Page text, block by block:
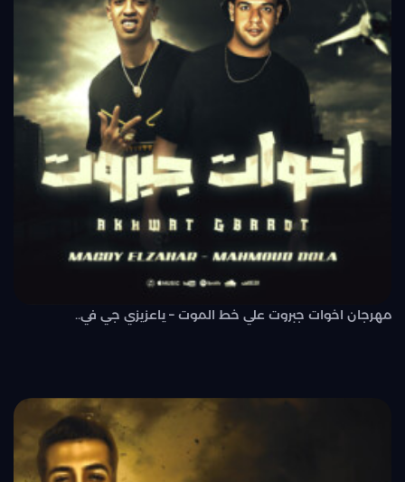
مهرجان اخوات جبروت علي خط الموت – ياعزيزي جي في..